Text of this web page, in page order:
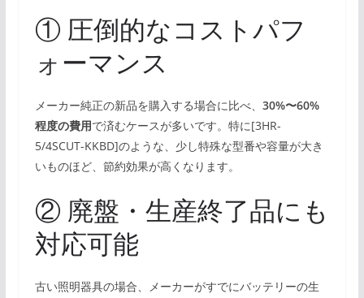
① 圧倒的なコストパフ
ォーマンス
メーカー純正の新品を購入する場合に比べ、 30%〜60%
程度の費用で済むケースが多いです。特に[3HR-
5/4SCUT-KKBD]のような、少し特殊な型番や容量が大き
いものほど、節約効果が高くなります。
② 廃盤・生産終了品にも
対応可能
古い照明器具の場合、メーカーがすでにバッテリーの生